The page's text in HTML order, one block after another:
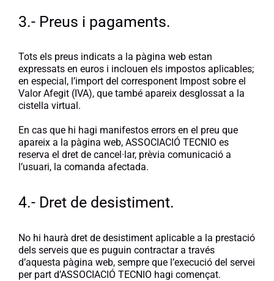
3.- Preus i pagaments.
Tots els preus indicats a la pàgina web estan
expressats en euros i inclouen els impostos aplicables;
en especial, l’import del corresponent Impost sobre el
Valor Afegit (IVA), que també apareix desglossat a la
cistella virtual.
En cas que hi hagi manifestos errors en el preu que
apareix a la pàgina web, ASSOCIACIÓ TECNIO es
reserva el dret de cancel·lar, prèvia comunicació a
l’usuari, la comanda afectada.
4.- Dret de desistiment.
No hi haurà dret de desistiment aplicable a la prestació
dels serveis que es puguin contractar a través
d’aquesta pàgina web, sempre que l’execució del servei
per part d’ASSOCIACIÓ TECNIO hagi començat.